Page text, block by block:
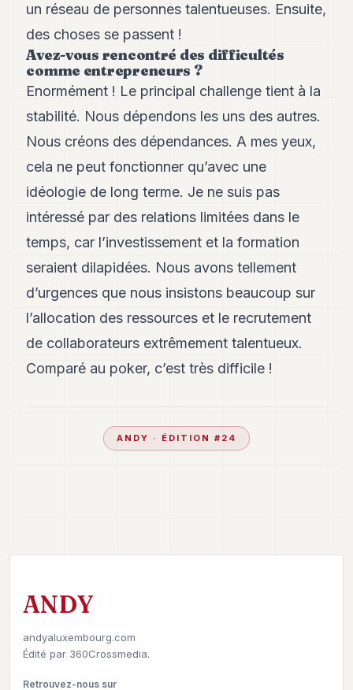
un réseau de personnes talentueuses. Ensuite,
des choses se passent !
Avez-vous rencontré des difficultés
comme entrepreneurs ?
Enormément ! Le principal challenge tient à la
stabilité. Nous dépendons les uns des autres.
Nous créons des dépendances. A mes yeux,
cela ne peut fonctionner qu’avec une
idéologie de long terme. Je ne suis pas
intéressé par des relations limitées dans le
temps, car l’investissement et la formation
seraient dilapidées. Nous avons tellement
d’urgences que nous insistons beaucoup sur
l’allocation des ressources et le recrutement
de collaborateurs extrêmement talentueux.
Comparé au poker, c’est très difficile !
ANDY · ÉDITION # 24
ANDY
andyaluxembourg.com
Édité par 360Crossmedia.
Retrouvez-nous sur